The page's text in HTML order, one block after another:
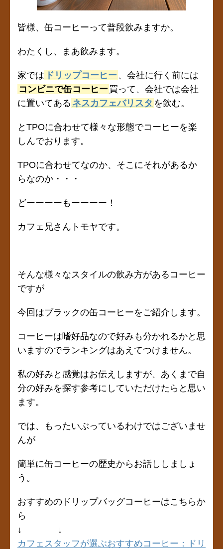
皆様、缶コーヒーって普段飲みますか。
わたくし、まあ飲みます。
家では ドリップコーヒー 、会社に行く前には
コンビニで缶コーヒー買って、会社では会社
に置いてある ネスカフェバリスタ を飲む。
とTPOに合わせて様々な形態でコーヒーを楽
しんでおります。
TPOに合わせてなのか、そこにそれがあるか
らなのか・・・
どーーーーもーーーー！
カフェ兄さんトモヤです。
そんな様々なスタイルの飲み方があるコーヒー
ですが
今回はブラックの缶コーヒーをご紹介します。
コーヒーは嗜好品なので好みも分かれるかと思
いますのでランキングはあえてつけません。
私の好みと感覚はお伝えしますが、あくまで自
分の好みを探す参考にしていただけたらと思い
ます。
では、もったいぶっているわけではございませ
んが
簡単に缶コーヒーの歴史からお話ししましょ
う。
おすすめのドリップバッグコーヒーはこちらか
ら
↓ ↓
カフェスタッフが選ぶおすすめコーヒー：ドリ